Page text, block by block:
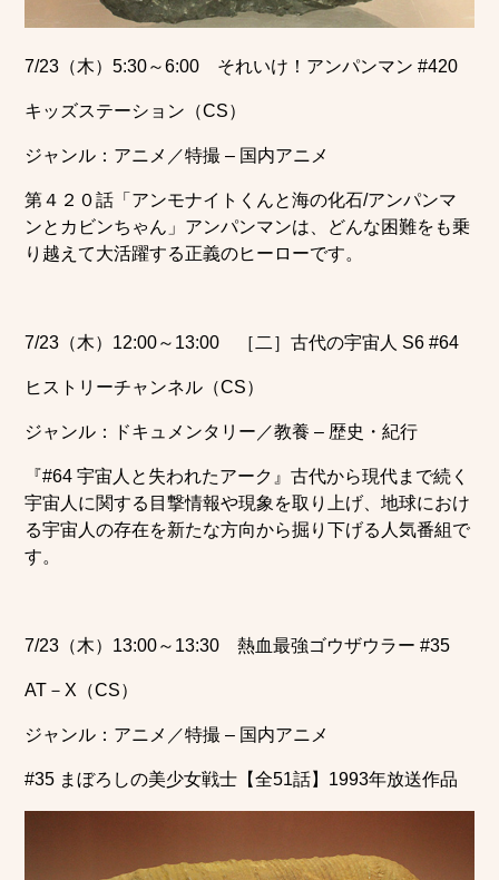
7/23（木）5:30～6:00 それいけ！アンパンマン #420
キッズステーション（CS）
ジャンル：アニメ／特撮 – 国内アニメ
第４２０話「アンモナイトくんと海の化石/アンパンマ
ンとカビンちゃん」アンパンマンは、どんな困難をも乗
り越えて大活躍する正義のヒーローです。
7/23（木）12:00～13:00 ［二］古代の宇宙人 S6 #64
ヒストリーチャンネル（CS）
ジャンル：ドキュメンタリー／教養 – 歴史・紀行
『#64 宇宙人と失われたアーク』古代から現代まで続く
宇宙人に関する目撃情報や現象を取り上げ、地球におけ
る宇宙人の存在を新たな方向から掘り下げる人気番組で
す。
7/23（木）13:00～13:30 熱血最強ゴウザウラー #35
AT－X（CS）
ジャンル：アニメ／特撮 – 国内アニメ
#35 まぼろしの美少女戦士【全51話】1993年放送作品